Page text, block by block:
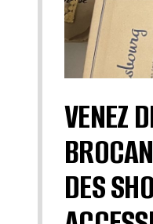
VENEZ
DES